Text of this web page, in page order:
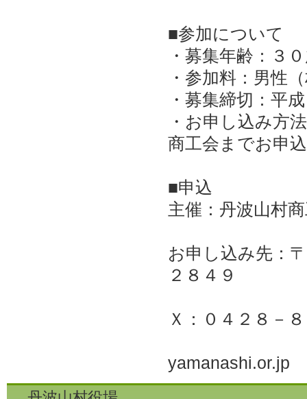
■参加について
・募集年齢：３
・参加料：男性
・募集締切：平
・お申し込み方
商工会までお申
■申込
主催：丹波山村
お申し込み先：
２８４９
Ｘ：０４２８－
yamanashi.or.jp